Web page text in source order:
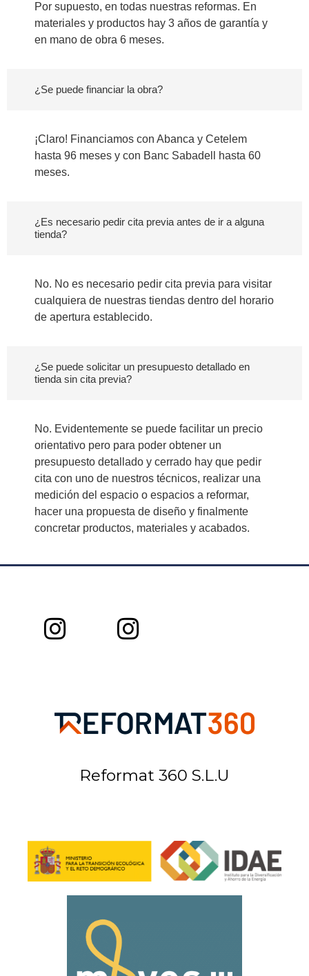
Por supuesto, en todas nuestras reformas. En
materiales y productos hay 3 años de garantía y
en mano de obra 6 meses.
¿Se puede financiar la obra?
¡Claro! Financiamos con Abanca y Cetelem
hasta 96 meses y con Banc Sabadell hasta 60
meses.
¿Es necesario pedir cita previa antes de ir a alguna
tienda?
No. No es necesario pedir cita previa para visitar
cualquiera de nuestras tiendas dentro del horario
de apertura establecido.
¿Se puede solicitar un presupuesto detallado en
tienda sin cita previa?
No. Evidentemente se puede facilitar un precio
orientativo pero para poder obtener un
presupuesto detallado y cerrado hay que pedir
cita con uno de nuestros técnicos, realizar una
medición del espacio o espacios a reformar,
hacer una propuesta de diseño y finalmente
concretar productos, materiales y acabados.
Reformat 360 S.L.U